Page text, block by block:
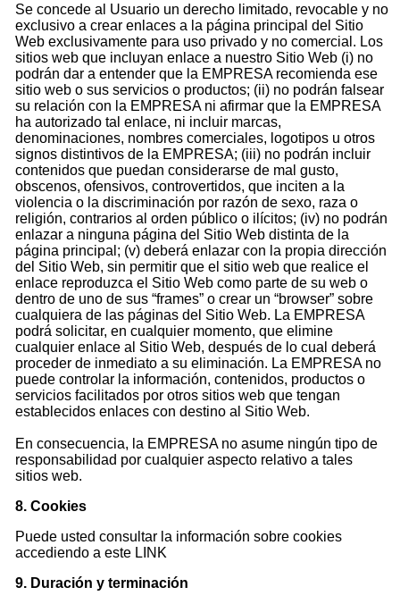
Se concede al Usuario un derecho limitado, revocable y no
exclusivo a crear enlaces a la página principal del Sitio
Web exclusivamente para uso privado y no comercial. Los
sitios web que incluyan enlace a nuestro Sitio Web (i) no
podrán dar a entender que la EMPRESA recomienda ese
sitio web o sus servicios o productos; (ii) no podrán falsear
su relación con la EMPRESA ni afirmar que la EMPRESA
ha autorizado tal enlace, ni incluir marcas,
denominaciones, nombres comerciales, logotipos u otros
signos distintivos de la EMPRESA; (iii) no podrán incluir
contenidos que puedan considerarse de mal gusto,
obscenos, ofensivos, controvertidos, que inciten a la
violencia o la discriminación por razón de sexo, raza o
religión, contrarios al orden público o ilícitos; (iv) no podrán
enlazar a ninguna página del Sitio Web distinta de la
página principal; (v) deberá enlazar con la propia dirección
del Sitio Web, sin permitir que el sitio web que realice el
enlace reproduzca el Sitio Web como parte de su web o
dentro de uno de sus “frames” o crear un “browser” sobre
cualquiera de las páginas del Sitio Web. La EMPRESA
podrá solicitar, en cualquier momento, que elimine
cualquier enlace al Sitio Web, después de lo cual deberá
proceder de inmediato a su eliminación. La EMPRESA no
puede controlar la información, contenidos, productos o
servicios facilitados por otros sitios web que tengan
establecidos enlaces con destino al Sitio Web.
En consecuencia, la EMPRESA no asume ningún tipo de
responsabilidad por cualquier aspecto relativo a tales
sitios web.
8. Cookies
Puede usted consultar la información sobre cookies
accediendo a este LINK
9. Duración y terminación